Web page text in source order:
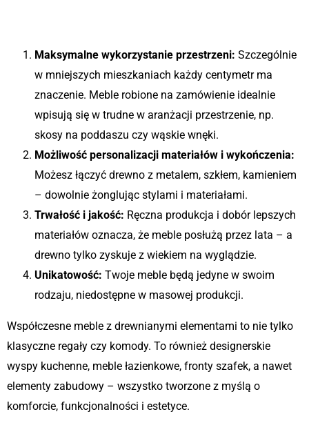
Maksymalne wykorzystanie przestrzeni: Szczególnie
w mniejszych mieszkaniach każdy centymetr ma
znaczenie. Meble robione na zamówienie idealnie
wpisują się w trudne w aranżacji przestrzenie, np.
skosy na poddaszu czy wąskie wnęki.
Możliwość personalizacji materiałów i wykończenia:
Możesz łączyć drewno z metalem, szkłem, kamieniem
– dowolnie żonglując stylami i materiałami.
Trwałość i jakość: Ręczna produkcja i dobór lepszych
materiałów oznacza, że meble posłużą przez lata – a
drewno tylko zyskuje z wiekiem na wyglądzie.
Unikatowość: Twoje meble będą jedyne w swoim
rodzaju, niedostępne w masowej produkcji.
Współczesne meble z drewnianymi elementami to nie tylko
klasyczne regały czy komody. To również designerskie
wyspy kuchenne, meble łazienkowe, fronty szafek, a nawet
elementy zabudowy – wszystko tworzone z myślą o
komforcie, funkcjonalności i estetyce.